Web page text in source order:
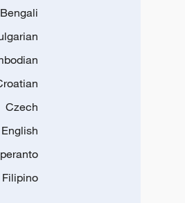
Bengali
Czech
English
Filipino